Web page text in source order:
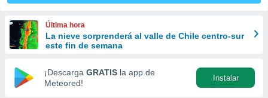
y
forma
digital
basada
Última hora
La nieve sorprenderá al valle de Chile centro-sur
este fin de semana
¡Descarga GRATIS la app de
Meteored!
Instalar